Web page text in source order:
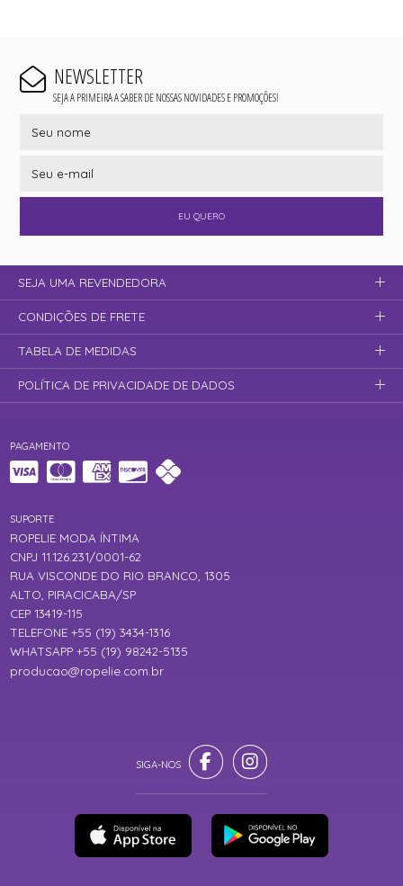
NEWSLETTER
SEJA A PRIMEIRA A SABER DE NOSSAS NOVIDADES E PROMOÇÕES!
EU QUERO
PAGAMENTO
SUPORTE
ROPELIE MODA ÍNTIMA
CNPJ 11.126.231/0001-62
RUA VISCONDE DO RIO BRANCO, 1305
ALTO, PIRACICABA/SP
CEP 13419-115
TELEFONE +55 (19) 3434-1316
WHATSAPP +55 (19) 98242-5135
producao@ropelie.com.br
SEJA UMA REVENDEDORA
CONDIÇÕES DE FRETE
TABELA DE MEDIDAS
POLÍTICA DE PRIVACIDADE DE DADOS